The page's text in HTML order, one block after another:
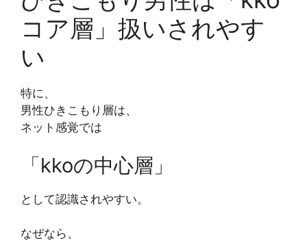
コア層」扱いされやす
い
特に、
男性ひきこもり層は、
ネット感覚では
「kkoの中心層」
として認識されやすい。
なぜなら、